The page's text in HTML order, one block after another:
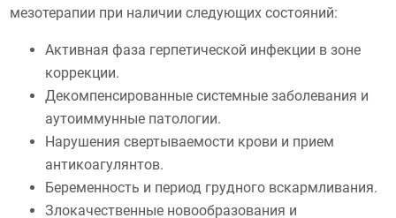
мезотерапии при наличии следующих состояний:
Активная фаза герпетической инфекции в зоне
коррекции.
Декомпенсированные системные заболевания и
аутоиммунные патологии.
Нарушения свертываемости крови и прием
антикоагулянтов.
Беременность и период грудного вскармливания.
Злокачественные новообразования и